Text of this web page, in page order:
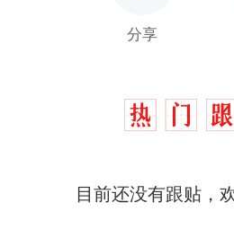
分享
目前还没有跟贴，
似南京大学